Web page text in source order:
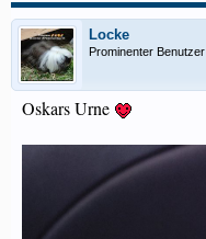
Locke
Prominenter Benutzer
Oskars Urne